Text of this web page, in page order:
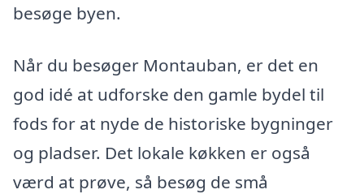
besøge byen.
Når du besøger Montauban, er det en
god idé at udforske den gamle bydel til
fods for at nyde de historiske bygninger
og pladser. Det lokale køkken er også
værd at prøve, så besøg de små